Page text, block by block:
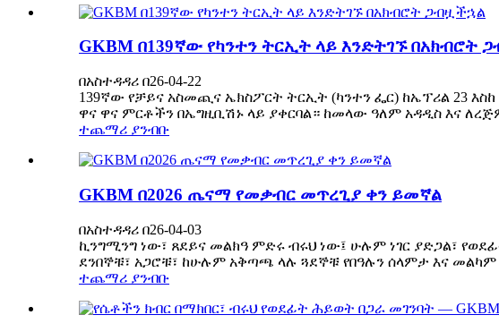
GKBM በ139ኛው የካንተን ትርኢት ላይ እንድትገኙ በአክብሮት
በአስተዳዳሪ በ26-04-22
139ኛው የቻይና አስመጪና ኤክስፖርት ትርኢት (ካንተን ፌር) ከኤፕሪል 23 እስከ
ዋና ዋና ምርቶችን በኤግዚቢሽኑ ላይ ያቀርባል። ከመላው ዓለም አዳዲስ እና
ተጨማሪ ያንብቡ
GKBM በ2026 ጤናማ የመቃብር መጥረጊያ ቀን ይመኛል
በአስተዳዳሪ በ26-04-03
ኪንግሚንግ ነው፣ ጸደይና መልክዓ ምድሩ ብሩህ ነው፤ ሁሉም ነገር ያድጋል፣
ደንበኞቹ፣ አጋሮቹ፣ ከሁሉም አቅጣጫ ላሉ ጓደኞቹ የበዓሉን ሰላምታ እና
ተጨማሪ ያንብቡ